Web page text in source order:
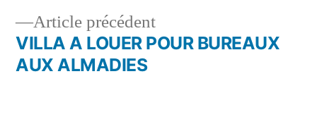
l’article
Article précédentArticle
précédent :
VILLA A LOUER POUR BUREAUX
AUX ALMADIES